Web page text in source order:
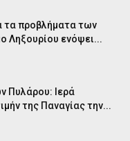
τα προβλήματα των
Ληξουρίου ενόψει...
Πυλάρου: Ιερά
της Παναγίας την...